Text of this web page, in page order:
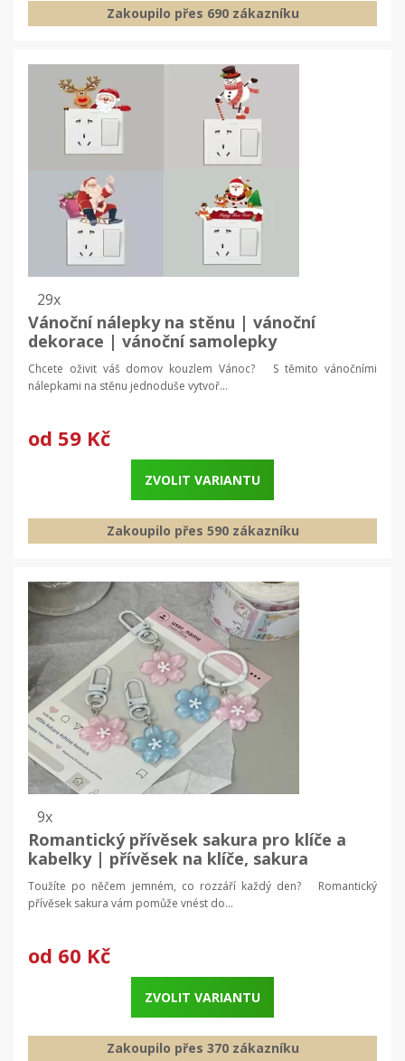
Zakoupilo přes 690 zákazníku
29x
Vánoční nálepky na stěnu | vánoční
dekorace | vánoční samolepky
Chcete oživit váš domov kouzlem Vánoc? S těmito vánočními
nálepkami na stěnu jednoduše vytvoř...
od 59 Kč
ZVOLIT VARIANTU
Zakoupilo přes 590 zákazníku
9x
Romantický přívěsek sakura pro klíče a
kabelky | přívěsek na klíče, sakura
klíčenka
Toužíte po něčem jemném, co rozzáří každý den? Romantický
přívěsek sakura vám pomůže vnést do...
od 60 Kč
ZVOLIT VARIANTU
Zakoupilo přes 370 zákazníku